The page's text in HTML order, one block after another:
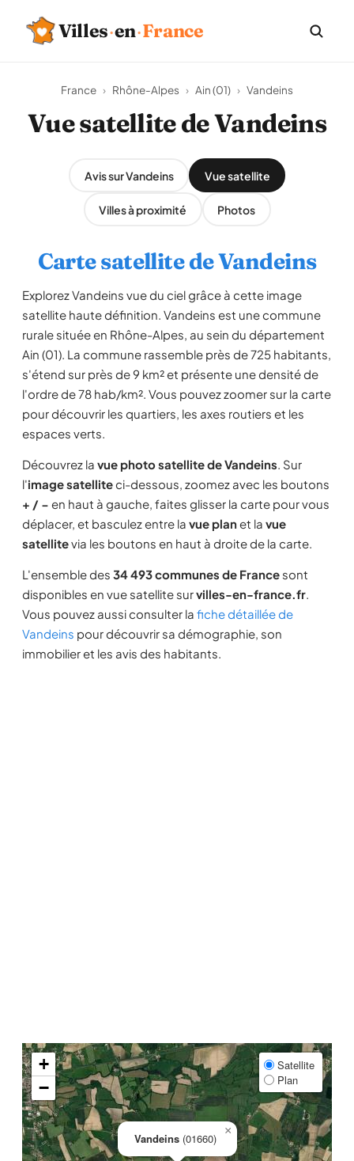
Villes·en·France
France › Rhône-Alpes › Ain (01) › Vandeins
Vue satellite de Vandeins
Avis sur Vandeins Vue satellite
Villes à proximité Photos
Carte satellite de Vandeins
Explorez Vandeins vue du ciel grâce à cette image
satellite haute définition. Vandeins est une commune
rurale située en Rhône-Alpes, au sein du département
Ain (01). La commune rassemble près de 725 habitants,
s'étend sur près de 9 km² et présente une densité de
l'ordre de 78 hab/km². Vous pouvez zoomer sur la carte
pour découvrir les quartiers, les axes routiers et les
espaces verts.
Découvrez la vue photo satellite de Vandeins. Sur
l'image satelliteci-dessous, zoomez avec les boutons
+ / − en haut à gauche, faites glisser la carte pour vous
déplacer, et basculez entre la vue planet la vue
satellitevia les boutons en haut à droite de la carte.
L'ensemble des 34 493 communes de France sont
disponibles en vue satellite survilles-en-france.fr.
Vous pouvez aussi consulter la fiche détaillée de
Vandeins pour découvrir sa démographie, son
immobilier et les avis des habitants.
Vandeins (01660)
×
+
−
Satellite
Plan